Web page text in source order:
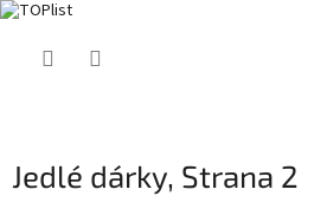
Jedlé dárky, Strana 2